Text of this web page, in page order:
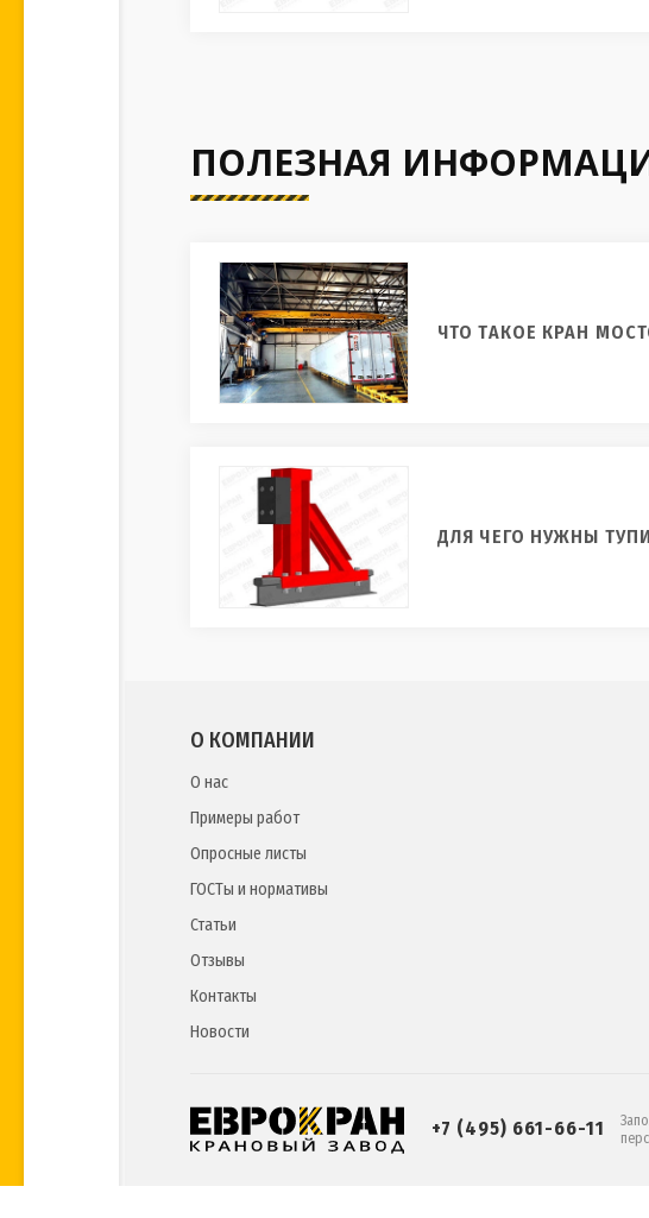
ПОЛЕЗНАЯ
ЧТО ТАКОЕ КРАН
ДЛЯ ЧЕГО НУЖНЫ
О КОМПАНИИ
О нас
Примеры работ
Опросные листы
ГОСТы и нормативы
Статьи
Отзывы
Контакты
Новости
+7 (495) 661-66-11